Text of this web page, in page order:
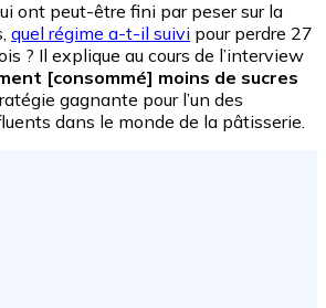
ont peut-être fini par peser sur la
quel régime a-t-il suivi pour perdre 27
? Il explique au cours de l’interview
[consommé] moins de sucres
gagnante pour l’un des
dans le monde de la pâtisserie.